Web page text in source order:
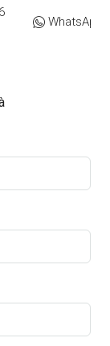
WhatsApp